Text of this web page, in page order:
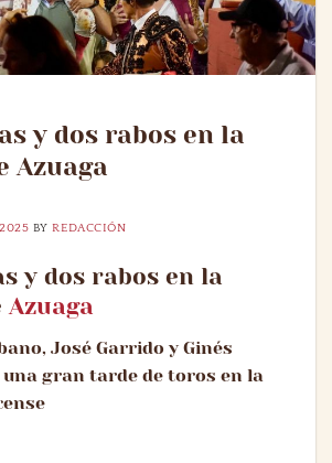
y dos rabos en la
Azuaga
BYREDACCIÓN
y dos rabos en la
Azuaga
José Garrido y Ginés
gran tarde de toros en la